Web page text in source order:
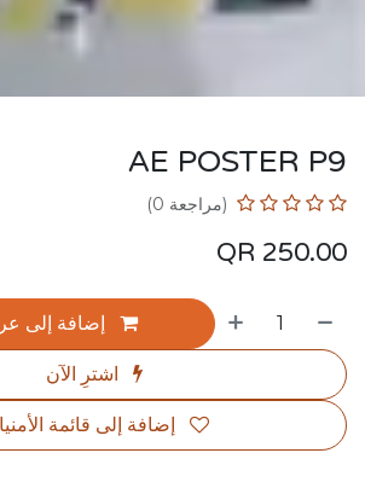
AE POSTER P9
(مراجعة 0)
250.00
إضافة إلى
اشترِ الآن
إضافة إلى قائمة